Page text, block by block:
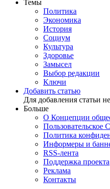
Темы
Политика
Экономика
История
Социум
Культура
Здоровье
Замысел
Выбор редакции
Ключи
Добавить статью
Для добавления статьи
Больше
О Концепции
Пользовательское
Политика
Информеры и
RSS-лента
Поддержка проекта
Реклама
Контакты